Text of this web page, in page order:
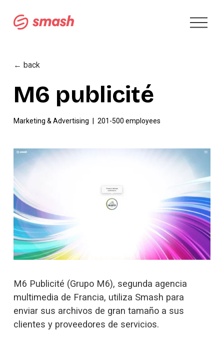
A
b
M6 publicité
← back
Marketing & Advertising 201-500 employees
a
m
a
e
t
M6 Publicité (Grupo M6), segunda agencia
multimedia de Francia, utiliza Smash para
enviar sus archivos de gran tamaño a sus
clientes y proveedores de servicios.